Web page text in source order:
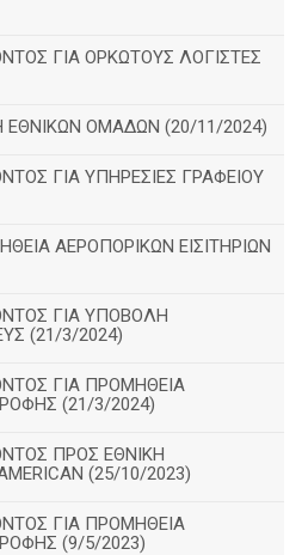
ΓΙΑ ΟΡΚΩΤΟΥΣ ΛΟΓΙΣΤΕΣ
ΕΘΝΙΚΩΝ ΟΜΑΔΩΝ (20/11/2024)
ΓΙΑ ΥΠΗΡΕΣΙΕΣ ΓΡΑΦΕΙΟΥ
ΑΕΡΟΠΟΡΙΚΩΝ ΕΙΣΙΤΗΡΙΩΝ
ΓΙΑ ΥΠΟΒΟΛΗ
(21/3/2024)
ΓΙΑ ΠΡΟΜΗΘΕΙΑ
(21/3/2024)
ΠΡΟΣ ΕΘΝΙΚΗ
(25/10/2023)
ΓΙΑ ΠΡΟΜΗΘΕΙΑ
(9/5/2023)